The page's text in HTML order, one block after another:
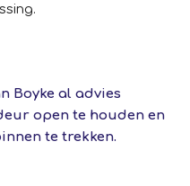
Boyke al advies
open te houden en
te trekken.